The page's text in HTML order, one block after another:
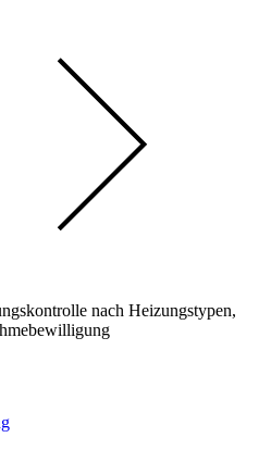
nach Heizungstypen,